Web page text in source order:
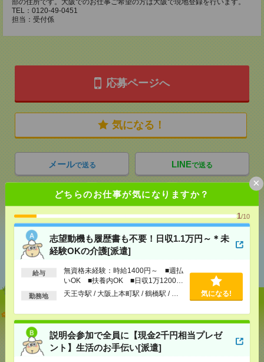
どちらのお仕事が気になりますか？
1/10
志望動機も履歴書も不要！日収1.1万円～＊未
経験OKの介護[派遣]
給与
無資格未経験：時給1400円～ ■週払
いOK ■扶養内OK ■日収1万1200円
以上
勤務地 天王寺駅 / 大阪上本町駅 / 鶴橋駅 / … 気になる!
説明会参加で全員に【現金2千円相当プレゼ
ント】生活のお手伝い[派遣]
×
部の住所です。大阪でのお仕事ご希望の方は大阪で現地登録を行います。
TEL：0120-49-0451
担当：受付係
応募ページへ
気になる！
メールで送る LINEで送る
シェア ツイート ブックマーク
あなたの閲覧履歴からの
志望動機も履歴書も不要！日収1.1万円～＊未経験OK
の介護[派遣]
[給 与]
無資格未経験：時給1400円～ ■週払い
OK ■扶養内OK ■日収1万1200円以上